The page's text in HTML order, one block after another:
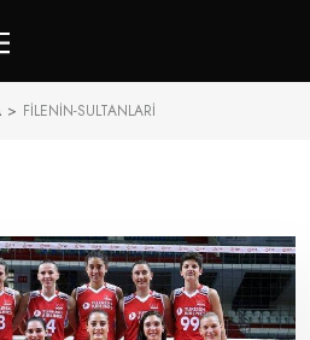
> FILENIN-SULTANLARI